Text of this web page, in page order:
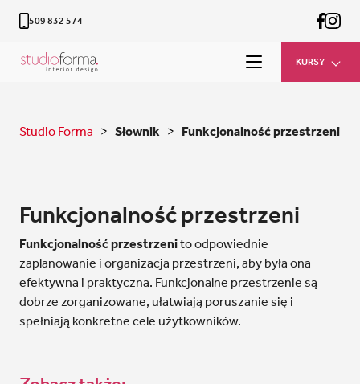
509 832 574
KURSY
Studio Forma > Słownik > Funkcjonalność przestrzeni
Funkcjonalność przestrzeni
Funkcjonalność przestrzenito odpowiednie
zaplanowanie i organizacja przestrzeni, aby była ona
efektywna i praktyczna. Funkcjonalne przestrzenie są
dobrze zorganizowane, ułatwiają poruszanie się i
spełniają konkretne cele użytkowników.